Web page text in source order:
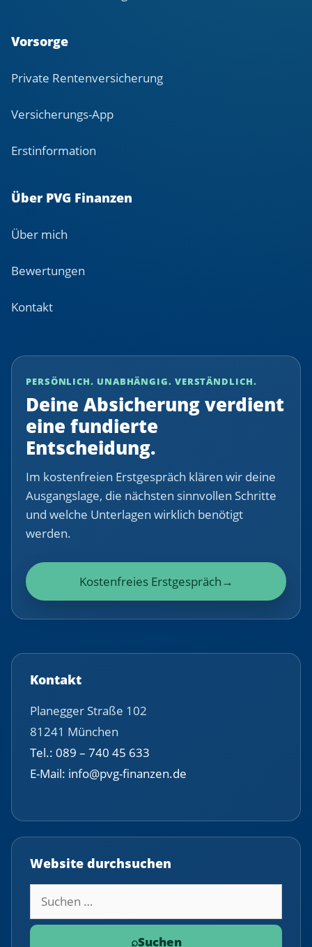
Vorsorge
Private Rentenversicherung
Versicherungs-App
Erstinformation
Über PVG Finanzen
Über mich
Bewertungen
Kontakt
PERSÖNLICH. UNABHÄNGIG. VERSTÄNDLICH.
Deine Absicherung verdient
eine fundierte
Entscheidung.
Im kostenfreien Erstgespräch klären wir deine
Ausgangslage, die nächsten sinnvollen Schritte
und welche Unterlagen wirklich benötigt
werden.
Kostenfreies Erstgespräch→
Kontakt
Planegger Straße 102
81241 München
Tel.: 089 – 740 45 633
E-Mail: info@pvg-finanzen.de
Website durchsuchen
⌕Suchen